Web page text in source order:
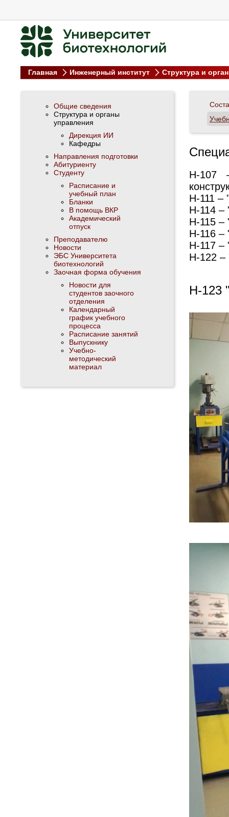
Главная Инженерный институт Структура и
Общие сведения
Структура и органы
управления
Дирекция ИИ
Кафедры
Направления подготовки
Абитуриенту
Студенту
Расписание и
учебный план
Бланки
В помощь ВКР
Академический
отпуск
Преподавателю
Новости
ЭБС Университета
биотехнологий
Заочная форма обучения
Новости для
студентов заочного
отделения
Календарный
график учебного
процесса
Расписание занятий
Выпускнику
Учебно-
методический
материал
Н-107
Н-111 –
Н-114 –
Н-115 –
Н-116 –
Н-117 –
Н-122 –
Н-123